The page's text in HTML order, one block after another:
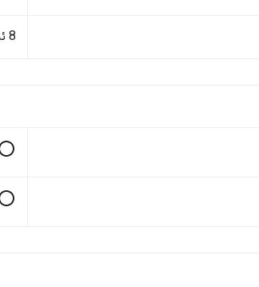
8 ئینج